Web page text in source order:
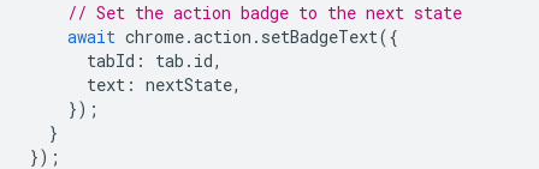
// Set the action badge to the next state
await chrome.action . setBadgeText({
tabId : tab . id,
text : nextState,
});
}
});